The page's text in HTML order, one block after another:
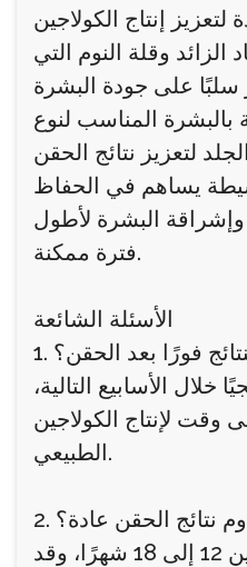
الزائد وقلة النوم التي
بالبشرة المناسب لنوع
يساهم في الحفاظ
وإشراقة البشرة لأطول
فترة ممكنة.
الأسئلة الشائعة
فورًا بعد الحقن؟
خلال الأسابيع التالية،
وقت لإنتاج الكولاجين
الطبيعي.
نتائج الحقن عادة؟
تدوم النتائج عادة بين 12 إلى 18 شهرًا، وقد